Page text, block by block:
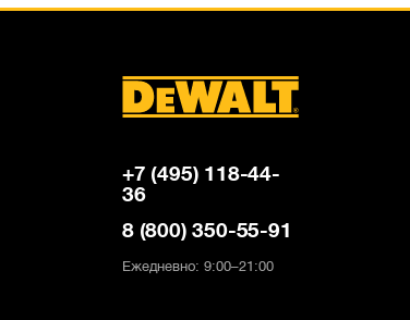
+7 (495) 118-44-
36
8 (800) 350-55-91
Ежедневно: 9:00–21:00